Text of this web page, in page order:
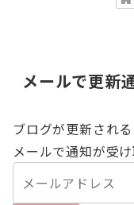
メールで更新
ブログが更新される
メールで通知が受